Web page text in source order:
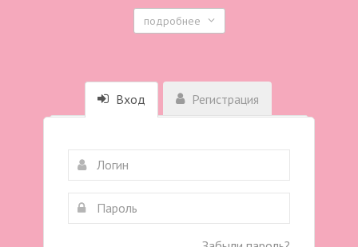
подробнее
Вход Регистрация